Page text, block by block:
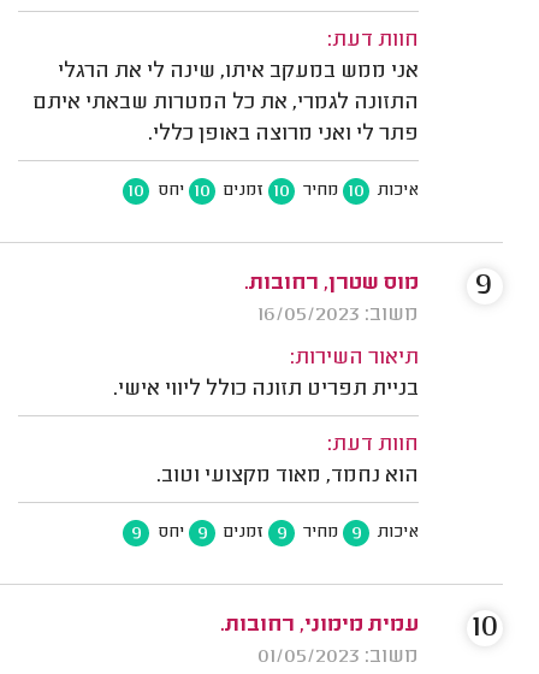
חוות דעת:
אני ממש במעקב איתו, שינה לי את הרגלי
התזונה לגמרי, את כל המטרות שבאתי איתם
פתר לי ואני מרוצה באופן כללי.
איכות 10 מחיר 10 זמנים 10 יחס 10
מוס שטרן, רחובות.
משוב: 16/05/2023
תיאור השירות:
בניית תפריט תזונה כולל ליווי אישי.
חוות דעת:
הוא נחמד, מאוד מקצועי וטוב.
איכות 9 מחיר 9 זמנים 9 יחס 9
9
עמית מימוני, רחובות.
משוב: 01/05/2023
10